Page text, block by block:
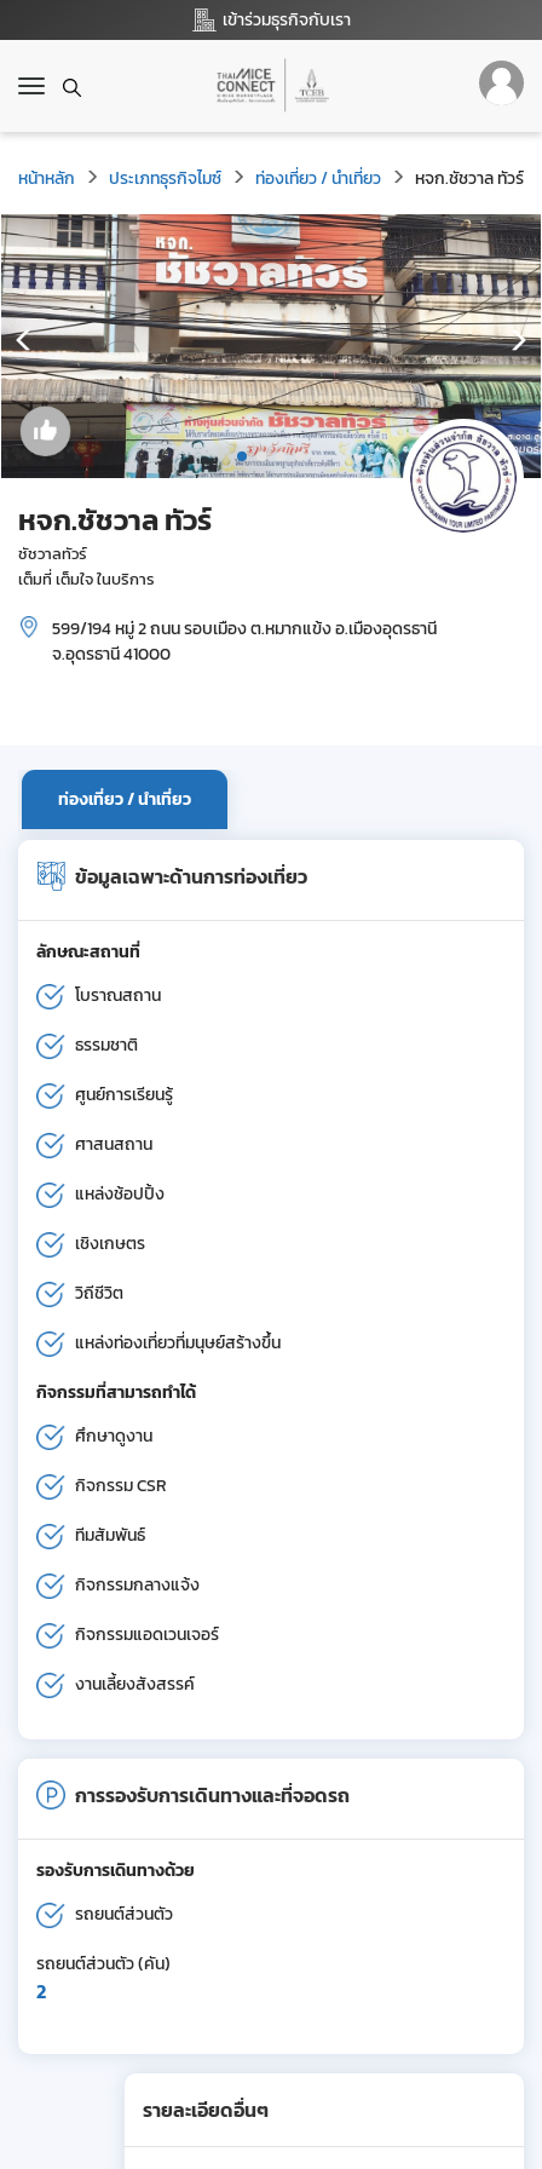
เข้าร่วมธุรกิจกับเรา
T
g
g
l
e
n
a
v
i
g
a
t
i
o
หน้าหลัก ประเภทธุรกิจไมซ์ ท่องเที่ยว / นำเที่ยว หจก.ชัชวาล ทัวร์
หจก.ชัชวาล ทัวร์
ชัชวาลทัวร์
เต็มที่ เต็มใจ ในบริการ
599/194 หมู่ 2 ถนน รอบเมือง ต.หมากแข้ง อ.เมืองอุดรธานี
จ.อุดรธานี 41000
ท่องเที่ยว / นำเที่ยว
ข้อมูลเฉพาะด้านการท่องเที่ยว
ลักษณะสถานที่
โบราณสถาน
ธรรมชาติ
ศูนย์การเรียนรู้
ศาสนสถาน
แหล่งช้อปปิ้ง
เชิงเกษตร
วิถีชีวิต
แหล่งท่องเที่ยวที่มนุษย์สร้างขึ้น
กิจกรรมที่สามารถทำได้
ศึกษาดูงาน
กิจกรรม CSR
ทีมสัมพันธ์
กิจกรรมกลางแจ้ง
กิจกรรมแอดเวนเจอร์
งานเลี้ยงสังสรรค์
การรองรับการเดินทางและที่จอดรถ
รองรับการเดินทางด้วย
รถยนต์ส่วนตัว
รถยนต์ส่วนตัว (คัน)
2
รายละเอียดอื่นๆ